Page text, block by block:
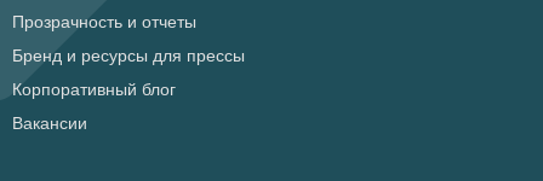
Прозрачность и отчеты
Бренд и ресурсы для прессы
Корпоративный блог
Вакансии